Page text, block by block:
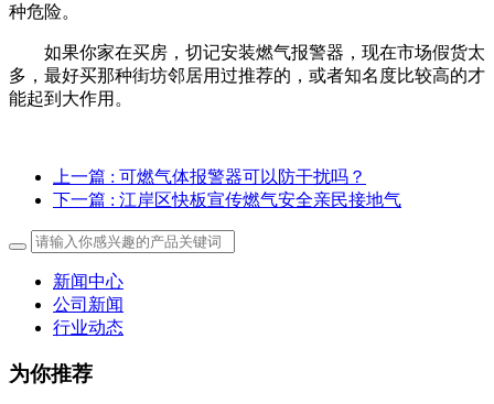
种危险。
如果你家在买房，切记安装燃气报警器，现在市场假货太
多，最好买那种街坊邻居用过推荐的，或者知名度比较高的才
能起到大作用。
上一篇 : 可燃气体报警器可以防干扰吗？
下一篇 : 江岸区快板宣传燃气安全亲民接地气
新闻中心
公司新闻
行业动态
为你推荐